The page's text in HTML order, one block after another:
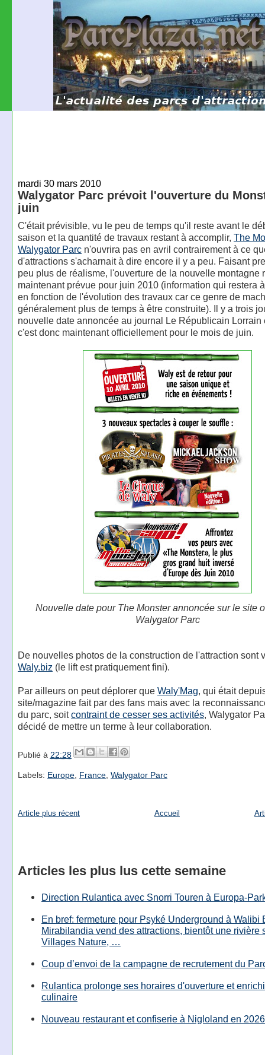
mardi 30 mars 2010
Walygator Parc prévoit l'ouverture du
juin
C'était prévisible, vu le peu de temps qu'il reste avant le
saison et la quantité de travaux restant à accomplir, The
Walygator Parcn'ouvrira pas en avril contrairement à ce
d'attractions s'acharnait à dire encore il y a peu. Faisant
peu plus de réalisme, l'ouverture de la nouvelle montagne
maintenant prévue pour juin 2010 (information qui restera
en fonction de l'évolution des travaux car ce genre de
généralement plus de temps à être construite). Il y a trois
nouvelle date annoncée au journal Le Républicain Lorrain
c'est donc maintenant officiellement pour le mois de juin.
Nouvelle date pour The Monster annoncée sur le site
Walygator Parc
De nouvelles photos de la construction de l'attraction sont
Waly.biz (le lift est pratiquement fini).
Par ailleurs on peut déplorer que Waly'Mag, qui était
site/magazine fait par des fans mais avec la
du parc, soitcontraint de cesser ses activités, Walygator
décidé de mettre un terme à leur collaboration.
Publié à 22:28
Labels: Europe, France, Walygator Parc
Article plus récent Accueil
Articles les plus lus cette semaine
Direction Rulantica avec Snorri Touren à Europa-
En bref: fermeture pour Psyké Underground à Walibi
Mirabilandia vend des attractions, bientôt une rivière
Villages Nature, …
Coup d’envoi de la campagne de recrutement du
Rulantica prolonge ses horaires d'ouverture et
culinaire
Nouveau restaurant et confiserie à Nigloland en 2026